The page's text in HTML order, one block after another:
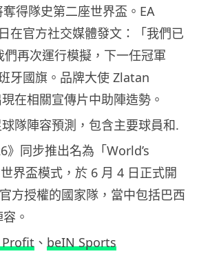
得隊史第二座世界盃。EA
在官方社交媒體發文：「我們已
再次運行模擬，下一任冠軍
牙國旗。品牌大使 Zlatan
在相關宣傳片中助陣造勢。
》同步推出名為「World’s
界盃模式，於 6 月 4 日正式開
方授權的國家隊，當中包括巴西
。
Profit 、 beIN Sports